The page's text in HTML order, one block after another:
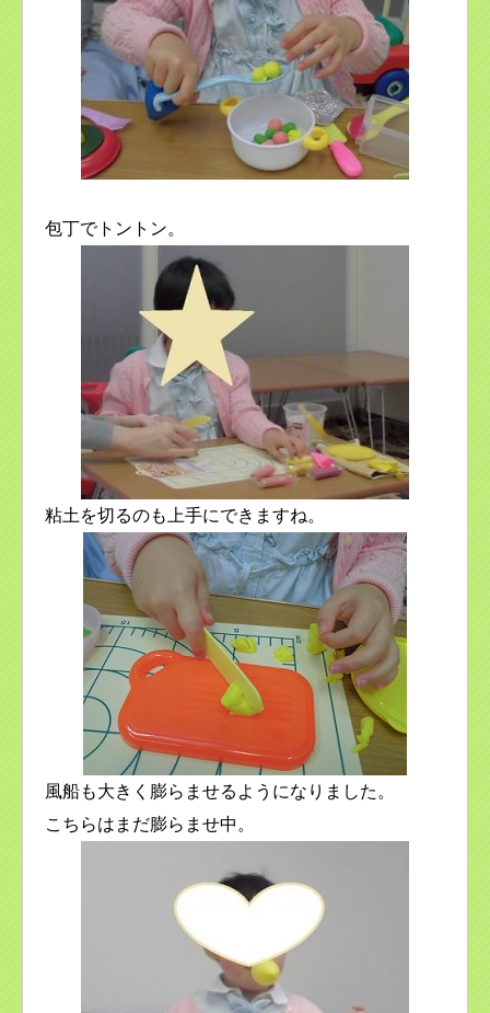
包丁でトントン。
粘土を切るのも上手にできますね。
風船も大きく膨らませるようになりました。
こちらはまだ膨らませ中。